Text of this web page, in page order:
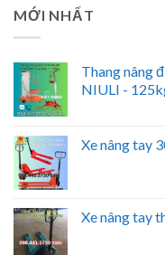
MỚI NHẤT
Thang nâng
NIULI -
Xe nâng tay
Xe nâng tay